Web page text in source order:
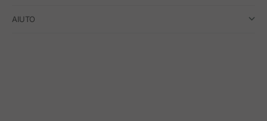
AIUTO